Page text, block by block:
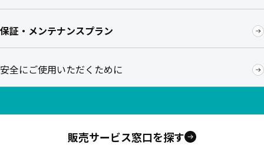
保証・メンテナンスプラン
安全にご使用いただくために
販売サービス窓口を探す